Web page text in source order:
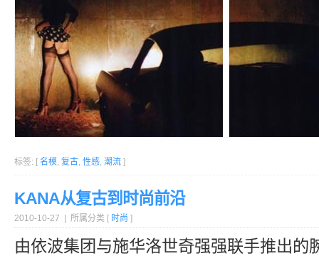
标签: [ 名模, 复古, 性感, 潮流 ]
KANA从复古到时尚前沿
2010-10-27 | 所属分类 [ 时尚 ]
由依波集团与施华洛世奇强强联手推出